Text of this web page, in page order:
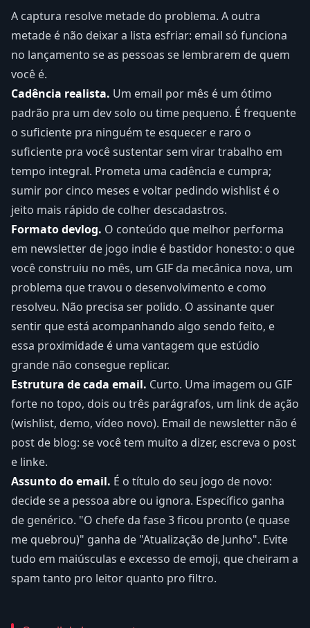
A captura resolve metade do problema. A outra
metade é não deixar a lista esfriar: email só funciona
no lançamento se as pessoas se lembrarem de quem
você é.
Cadência realista. Um email por mês é um ótimo
padrão pra um dev solo ou time pequeno. É frequente
o suficiente pra ninguém te esquecer e raro o
suficiente pra você sustentar sem virar trabalho em
tempo integral. Prometa uma cadência e cumpra;
sumir por cinco meses e voltar pedindo wishlist é o
jeito mais rápido de colher descadastros.
Formato devlog. O conteúdo que melhor performa
em newsletter de jogo indie é bastidor honesto: o que
você construiu no mês, um GIF da mecânica nova, um
problema que travou o desenvolvimento e como
resolveu. Não precisa ser polido. O assinante quer
sentir que está acompanhando algo sendo feito, e
essa proximidade é uma vantagem que estúdio
grande não consegue replicar.
Estrutura de cada email. Curto. Uma imagem ou GIF
forte no topo, dois ou três parágrafos, um link de ação
(wishlist, demo, vídeo novo). Email de newsletter não é
post de blog: se você tem muito a dizer, escreva o post
e linke.
Assunto do email. É o título do seu jogo de novo:
decide se a pessoa abre ou ignora. Específico ganha
de genérico. "O chefe da fase 3 ficou pronto (e quase
me quebrou)" ganha de "Atualização de Junho". Evite
tudo em maiúsculas e excesso de emoji, que cheiram a
spam tanto pro leitor quanto pro filtro.